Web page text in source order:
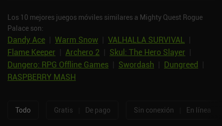
Los 10 mejores juegos móviles similares a Mighty Quest Rogue
Palace son:
Dandy Ace Warm Snow VALHALLA SURVIVAL
Flame Keeper
Archero 2 Skul: The Hero Slayer
Dungero: RPG Offline Games
Swordash Dungreed
RASPBERRY MASH
Todo Gratis De pago Sin conexión En línea